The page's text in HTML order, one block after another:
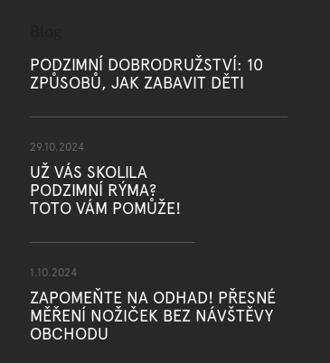
PODZIMNÍ DOBRODRUŽSTVÍ: 10
ZPŮSOBŮ, JAK ZABAVIT DĚTI
29.10.2024
UŽ VÁS SKOLILA
PODZIMNÍ RÝMA?
TOTO VÁM POMŮŽE!
1.10.2024
ZAPOMEŇTE NA ODHAD! PŘESNÉ
MĚŘENÍ NOŽIČEK BEZ NÁVŠTĚVY
OBCHODU